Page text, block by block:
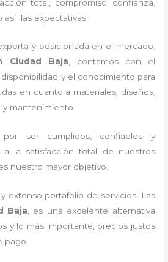
total, compromiso, confianza,
así las expectativas.
y posicionada en el mercado.
Ciudad Baja, contamos con el
y el conocimiento para
en cuanto a materiales, diseños,
y mantenimiento.
por ser cumplidos, confiables y
a la satisfacción total de nuestros
nuestro mayor objetivo.
extenso portafolio de servicios. Las
Baja , es una excelente alternativa
y lo más importante, precios justos
pago.